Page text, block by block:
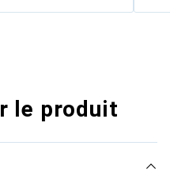
le produit